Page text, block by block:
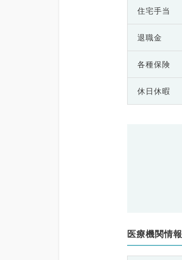
住宅手当
退職金
各種保険
休日休暇
医療機関情報